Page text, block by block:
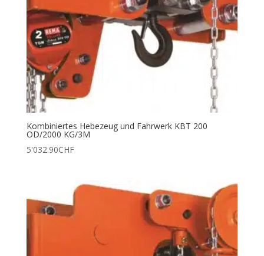
Kombiniertes Hebezeug und Fahrwerk KBT 200
OD/2000 KG/3M
5'032.90CHF